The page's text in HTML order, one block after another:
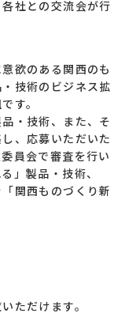
社との交流会が行
欲のある関西のも
技術のビジネス拡
す。
・技術、また、そ
、応募いただいた
員会で審査を行い
」製品・技術、
関西ものづくり新
ただけます。